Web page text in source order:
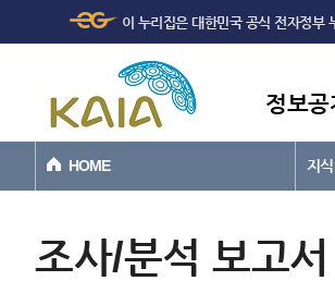
본문바로가기
이 누리집은 대한민국 공식 전자정부
정보공
HOME 지식
조사/분석 보고서